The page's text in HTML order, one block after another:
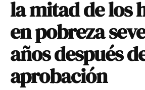
la mitad de los
en pobreza
años después
aprobación